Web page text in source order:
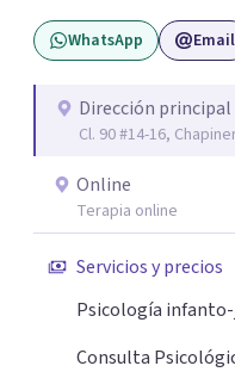
pueda pensarse y
WhatsApp Email
Dirección principal
Cl. 90 #14-16,
Online
Terapia online
Servicios y precios
Psicología
Consulta